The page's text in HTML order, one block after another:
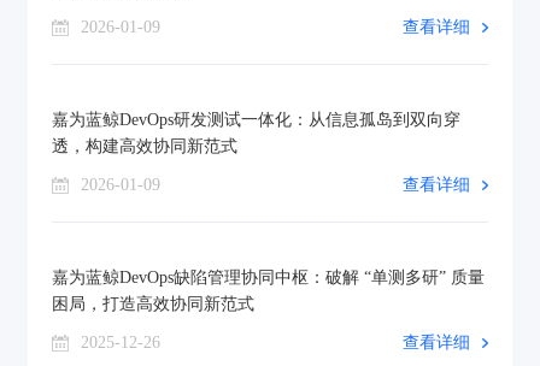
2026-01-09 查看详细
嘉为蓝鲸DevOps研发测试一体化：从信息孤岛到双向穿
透，构建高效协同新范式
2026-01-09 查看详细
嘉为蓝鲸DevOps缺陷管理协同中枢：破解 “单测多研” 质量
困局，打造高效协同新范式
2025-12-26 查看详细